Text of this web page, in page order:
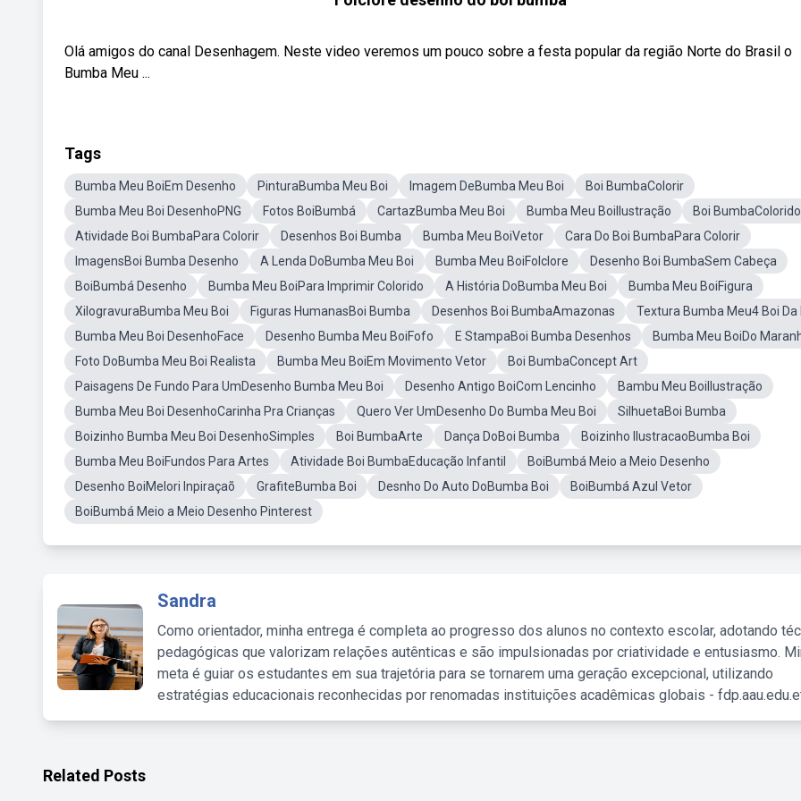
Olá amigos do canal Desenhagem. Neste video veremos um pouco sobre a festa popular da região Norte do Brasil o
Bumba Meu ...
Tags
Bumba Meu BoiEm Desenho PinturaBumba Meu Boi Imagem DeBumba Meu Boi
Boi BumbaColorir
Bumba Meu Boi DesenhoPNG
Fotos BoiBumbá CartazBumba Meu Boi Bumba Meu BoiIlustração
Boi BumbaColorido
Atividade Boi BumbaPara Colorir
Desenhos Boi Bumba Bumba Meu BoiVetor
Cara Do Boi BumbaPara Colorir
ImagensBoi Bumba Desenho
A Lenda DoBumba Meu Boi Bumba Meu BoiFolclore
Desenho Boi BumbaSem Cabeça
BoiBumbá Desenho
Bumba Meu BoiPara Imprimir Colorido A História DoBumba Meu Boi
Bumba Meu BoiFigura
XilogravuraBumba Meu Boi
Figuras HumanasBoi Bumba Desenhos Boi BumbaAmazonas
Textura Bumba Meu4 Boi Da
Bumba Meu Boi DesenhoFace
Desenho Bumba Meu BoiFofo E StampaBoi Bumba Desenhos
Bumba Meu BoiDo
Foto DoBumba Meu Boi Realista
Bumba Meu BoiEm Movimento Vetor
Boi BumbaConcept Art
Paisagens De Fundo Para UmDesenho Bumba Meu Boi
Desenho Antigo BoiCom Lencinho
Bambu Meu BoiIlustração
Bumba Meu Boi DesenhoCarinha Pra Crianças
Quero Ver UmDesenho Do Bumba Meu Boi
SilhuetaBoi Bumba
Boizinho Bumba Meu Boi DesenhoSimples
Boi BumbaArte Dança DoBoi Bumba
Boizinho IlustracaoBumba Boi
Bumba Meu BoiFundos Para Artes
Atividade Boi BumbaEducação Infantil
BoiBumbá Meio a Meio Desenho
Desenho BoiMelori Inpiraçaõ
GrafiteBumba Boi Desnho Do Auto DoBumba Boi
BoiBumbá Azul Vetor
BoiBumbá Meio a Meio Desenho Pinterest
Sandra
Como orientador, minha entrega é completa ao progresso dos alunos no contexto escolar, adotando
pedagógicas que valorizam relações autênticas e são impulsionadas por criatividade e entusiasmo.
meta é guiar os estudantes em sua trajetória para se tornarem uma geração excepcional, utilizando
estratégias educacionais reconhecidas por renomadas instituições acadêmicas globais -
Related Posts